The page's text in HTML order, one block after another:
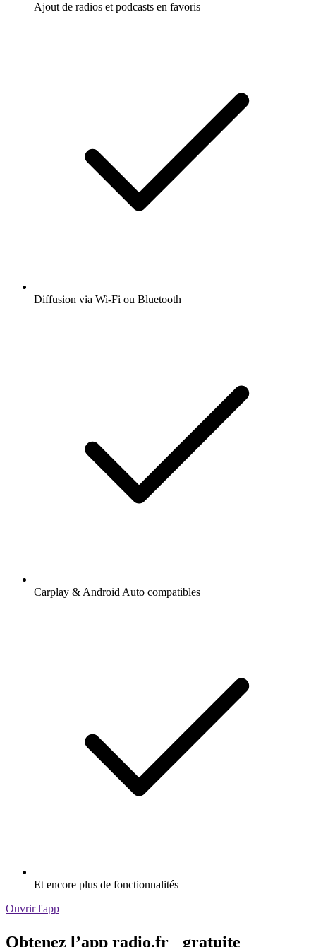
Ajout de radios et podcasts en favoris
Diffusion via Wi-Fi ou Bluetooth
Carplay & Android Auto compatibles
Et encore plus de fonctionnalités
Ouvrir l'app
Obtenez l’app radio.fr gratuite